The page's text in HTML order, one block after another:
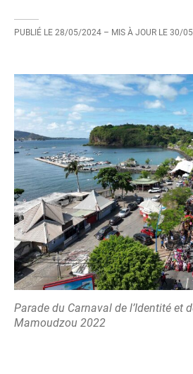
PUBLIÉ LE 28/05/2024 – MIS À JOUR LE 30/
Parade du Carnaval de l’Identité et
Mamoudzou 2022